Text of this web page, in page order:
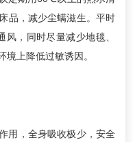
品，减少尘螨滋生。平时
，同时尽量减少地毯、
上降低过敏诱因。
用，全身吸收极少，安全